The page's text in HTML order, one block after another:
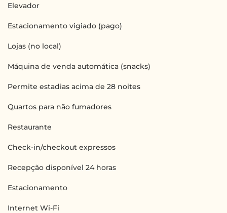
Elevador
Estacionamento vigiado (pago)
Lojas (no local)
Máquina de venda automática (snacks)
Permite estadias acima de 28 noites
Quartos para não fumadores
Restaurante
Check-in/checkout expressos
Recepção disponível 24 horas
Estacionamento
Internet Wi-Fi